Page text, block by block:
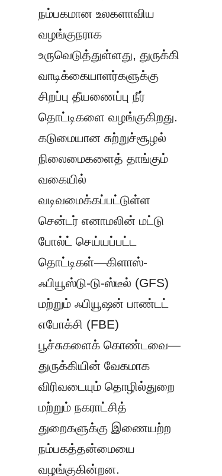
நம்பகமான உலகளாவிய
வழங்குநராக
உருவெடுத்துள்ளது, துருக்கி
வாடிக்கையாளர்களுக்கு
சிறப்பு தீயணைப்பு நீர்
தொட்டிகளை வழங்குகிறது.
கடுமையான சுற்றுச்சூழல்
நிலைமைகளைத் தாங்கும்
வகையில்
வடிவமைக்கப்பட்டுள்ள
சென்டர் எனாமலின் மட்டு
போல்ட் செய்யப்பட்ட
தொட்டிகள்—கிளாஸ்-
ஃபியூஸ்டு-டு-ஸ்டீல் (GFS)
மற்றும் ஃபியூஷன் பாண்டட்
எபோக்சி (FBE)
பூச்சுகளைக் கொண்டவை—
துருக்கியின் வேகமாக
விரிவடையும் தொழில்துறை
மற்றும் நகராட்சித்
துறைகளுக்கு இணையற்ற
நம்பகத்தன்மையை
வழங்குகின்றன.